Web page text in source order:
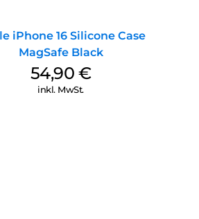
iPhone 16 Silicone Case
MagSafe Black
54,90 €
inkl. MwSt.